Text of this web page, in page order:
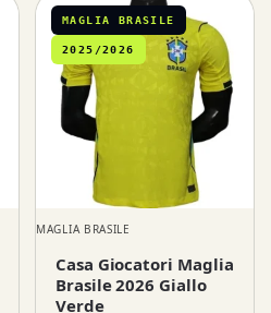
MAGLIA BRASILE
2025/2026
MAGLIA BRASILE
Casa Giocatori Maglia
Brasile 2026 Giallo
Verde